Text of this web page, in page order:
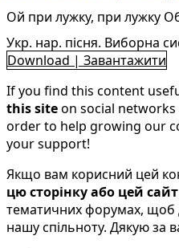
Ой при лужку, при лужку
Укр. нар. пісня. Виборна
Download | Завантажити
If you find this content
this siteon social
order to help growing our
your support!
Якщо вам корисний цей
цю сторінку або цей сайт
тематичних форумах,
нашу спільноту. Дякую за